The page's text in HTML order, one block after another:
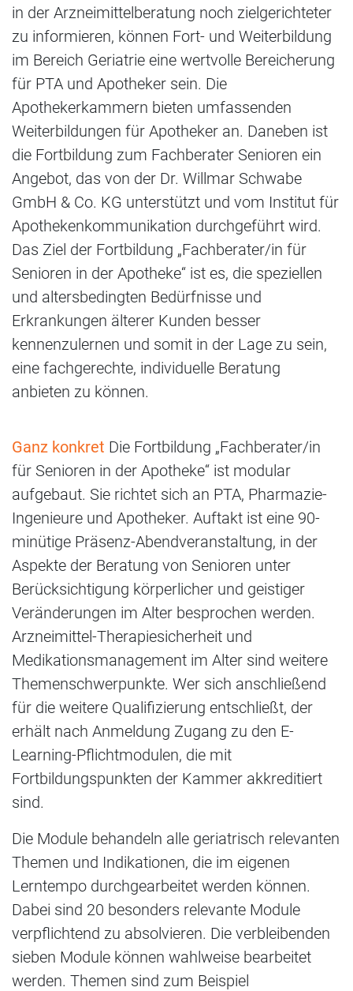
in der Arzneimittelberatung noch zielgerichteter
zu informieren, können Fort- und Weiterbildung
im Bereich Geriatrie eine wertvolle Bereicherung
für PTA und Apotheker sein. Die
Apothekerkammern bieten umfassenden
Weiterbildungen für Apotheker an. Daneben ist
die Fortbildung zum Fachberater Senioren ein
Angebot, das von der Dr. Willmar Schwabe
GmbH & Co. KG unterstützt und vom Institut für
Apothekenkommunikation durchgeführt wird.
Das Ziel der Fortbildung „Fachberater/in für
Senioren in der Apotheke“ ist es, die speziellen
und altersbedingten Bedürfnisse und
Erkrankungen älterer Kunden besser
kennenzulernen und somit in der Lage zu sein,
eine fachgerechte, individuelle Beratung
anbieten zu können.
Ganz konkret Die Fortbildung „Fachberater/in
für Senioren in der Apotheke“ ist modular
aufgebaut. Sie richtet sich an PTA, Pharmazie-
Ingenieure und Apotheker. Auftakt ist eine 90-
minütige Präsenz-Abendveranstaltung, in der
Aspekte der Beratung von Senioren unter
Berücksichtigung körperlicher und geistiger
Veränderungen im Alter besprochen werden.
Arzneimittel-Therapiesicherheit und
Medikationsmanagement im Alter sind weitere
Themenschwerpunkte. Wer sich anschließend
für die weitere Qualifizierung entschließt, der
erhält nach Anmeldung Zugang zu den E-
Learning-Pflichtmodulen, die mit
Fortbildungspunkten der Kammer akkreditiert
sind.
Die Module behandeln alle geriatrisch relevanten
Themen und Indikationen, die im eigenen
Lerntempo durchgearbeitet werden können.
Dabei sind 20 besonders relevante Module
verpflichtend zu absolvieren. Die verbleibenden
sieben Module können wahlweise bearbeitet
werden. Themen sind zum Beispiel